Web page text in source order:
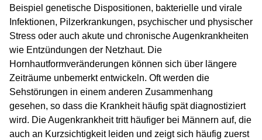
Beispiel genetische Dispositionen, bakterielle und virale
Infektionen, Pilzerkrankungen, psychischer und physischer
Stress oder auch akute und chronische Augenkrankheiten
wie Entzündungen der Netzhaut. Die
Hornhautformveränderungen können sich über längere
Zeiträume unbemerkt entwickeln. Oft werden die
Sehstörungen in einem anderen Zusammenhang
gesehen, so dass die Krankheit häufig spät diagnostiziert
wird. Die Augenkrankheit tritt häufiger bei Männern auf, die
auch an Kurzsichtigkeit leiden und zeigt sich häufig zuerst